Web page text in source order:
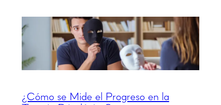
¿Cómo se Mide el Progreso en la